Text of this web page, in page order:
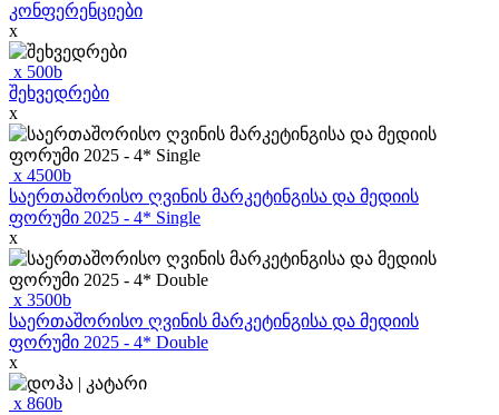
კონფერენციები
x
x 500b
შეხვედრები
x
x 4500b
საერთაშორისო ღვინის მარკეტინგისა და მედიის
ფორუმი 2025 - 4* Single
x
x 3500b
საერთაშორისო ღვინის მარკეტინგისა და მედიის
ფორუმი 2025 - 4* Double
x
x 860b